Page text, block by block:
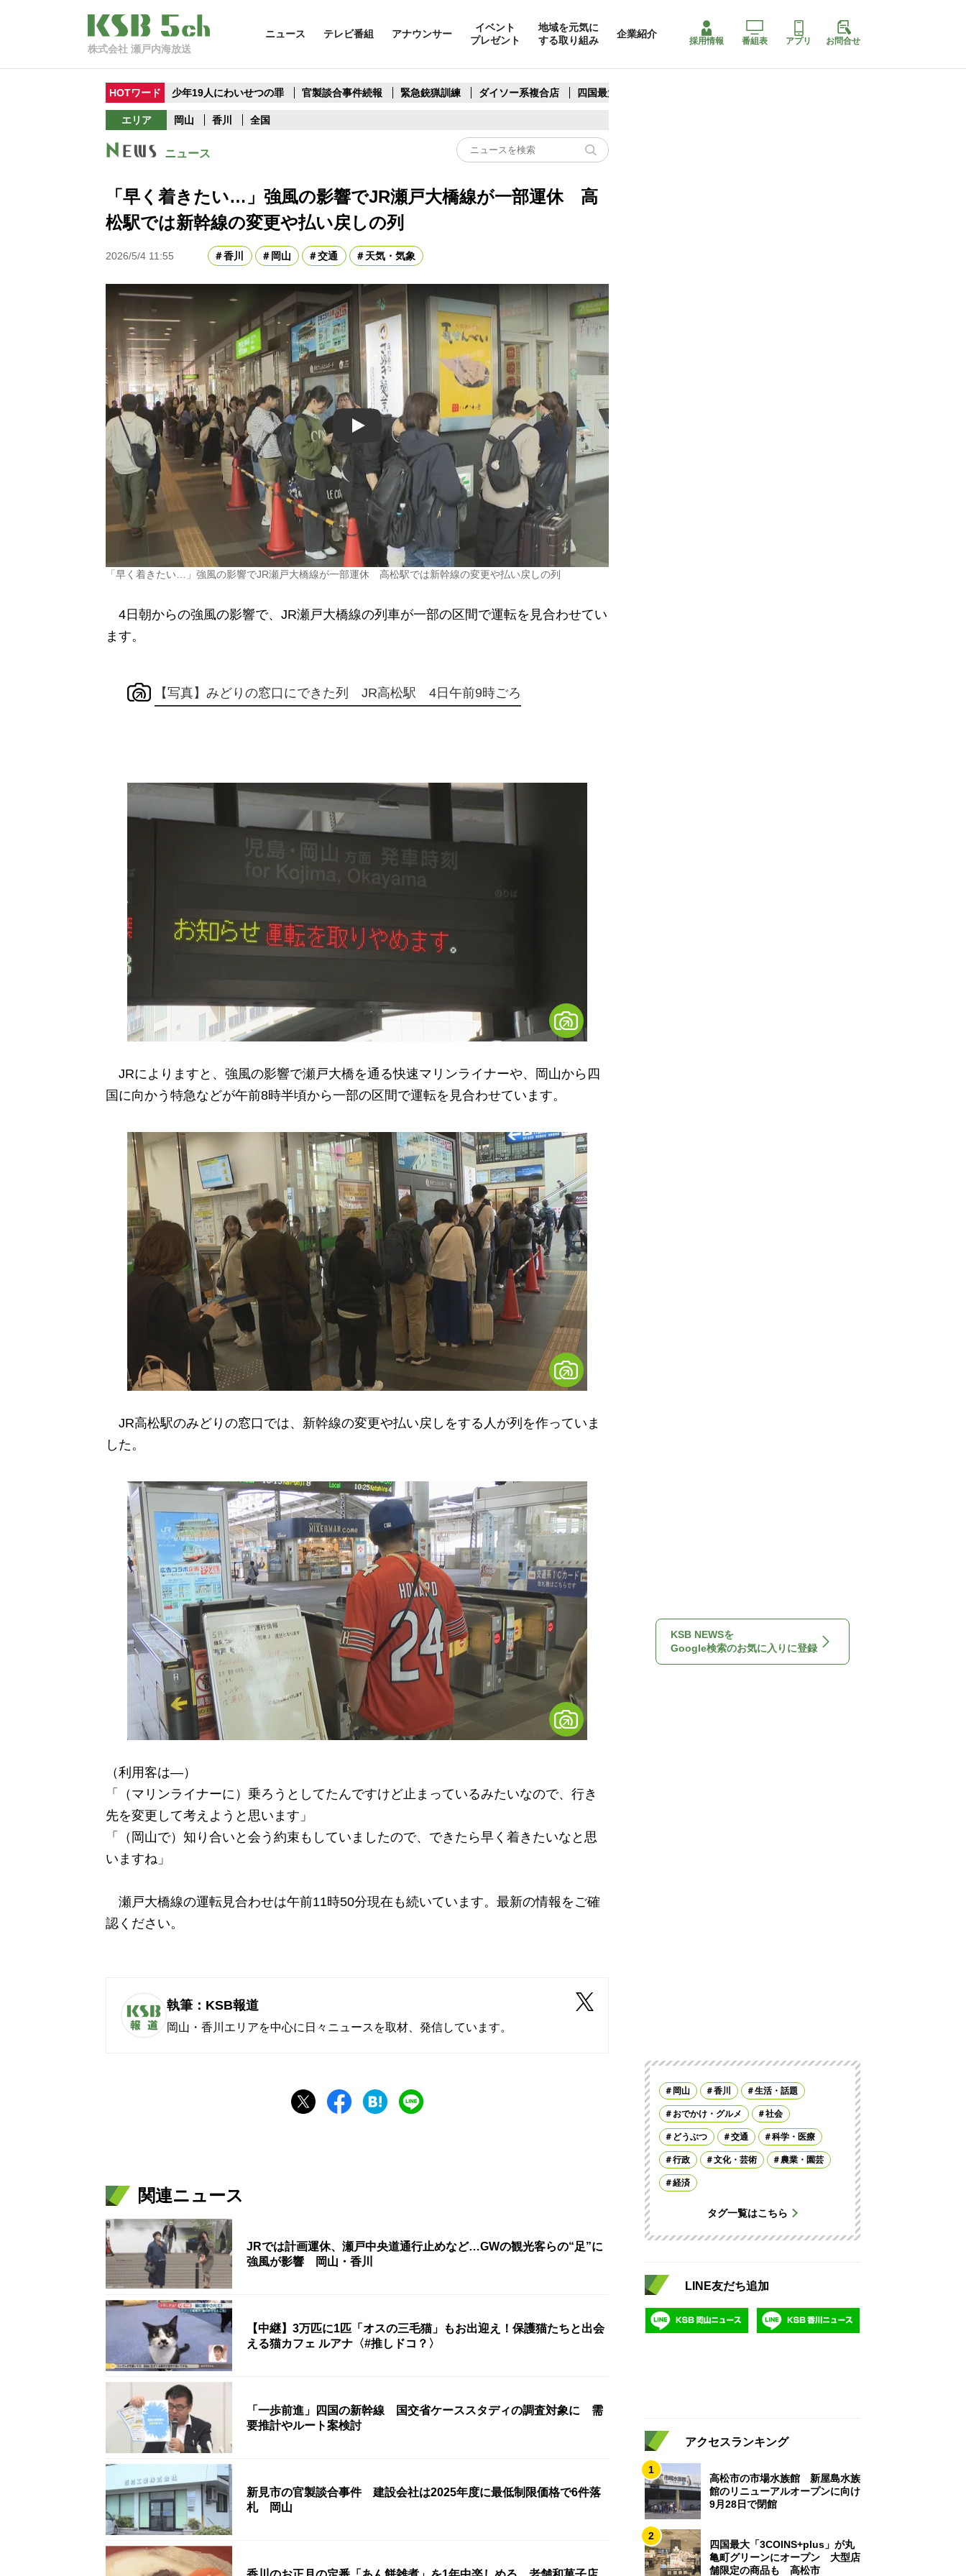
株式会社 瀬戸内海放送
ニュース テレビ番組 アナウンサー
イベント
プレゼント
地域を元気に
する取り組み
企業紹介
採用情報 番組表 アプリ お問合せ
HOTワード 少年19人にわいせつの罪 官製談合事件続報 緊急銃猟訓練 ダイソー系複合店 四国最大スリコ
エリア 岡山 香川 全国
ニュース
「早く着きたい…」強風の影響でJR瀬戸大橋線が一部運休 高
松駅では新幹線の変更や払い戻しの列
2026/5/4 11:55 香川 岡山 交通 天気・気象
Play
「早く着きたい…」強風の影響でJR瀬戸大橋線が一部運休 高松駅では新幹線の変更や払い戻しの列
4日朝からの強風の影響で、JR瀬戸大橋線の列車が一部の区間で運転を見合わせてい
ます。
【写真】みどりの窓口にできた列 JR高松駅 4日午前9時ごろ
JRによりますと、強風の影響で瀬戸大橋を通る快速マリンライナーや、岡山から四
国に向かう特急などが午前8時半頃から一部の区間で運転を見合わせています。
JR高松駅のみどりの窓口では、新幹線の変更や払い戻しをする人が列を作っていま
した。
（利用客は―）
「（マリンライナーに）乗ろうとしてたんですけど止まっているみたいなので、行き
先を変更して考えようと思います」
「（岡山で）知り合いと会う約束もしていましたので、できたら早く着きたいなと思
いますね」
瀬戸大橋線の運転見合わせは午前11時50分現在も続いています。最新の情報をご確
認ください。
執筆：KSB報道
岡山・香川エリアを中心に日々ニュースを取材、発信しています。
関連ニュース
JRでは計画運休、瀬戸中央道通行止めなど…GWの観光客らの“足”に
強風が影響 岡山・香川
【中継】3万匹に1匹「オスの三毛猫」もお出迎え！保護猫たちと出会
える猫カフェ ルアナ〈#推しドコ？〉
「一歩前進」四国の新幹線 国交省ケーススタディの調査対象に 需
要推計やルート案検討
新見市の官製談合事件 建設会社は2025年度に最低制限価格で6件落
札 岡山
KSB NEWSを
Google検索のお気に入りに登録
岡山 香川 生活・話題
おでかけ・グルメ 社会
どうぶつ 交通 科学・医療
行政 文化・芸術 農業・園芸
経済
タグ一覧はこちら
LINE友だち追加
アクセスランキング
1
高松市の市場水族館 新屋島水族
館のリニューアルオープンに向け
9月28日で閉館
2
四国最大「3COINS+plus」が丸
亀町グリーンにオープン 大型店
舗限定の商品も 高松市